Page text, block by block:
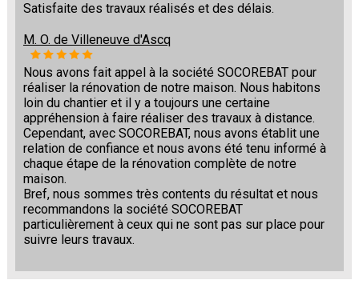
Satisfaite des travaux réalisés et des délais.
M. O. de Villeneuve d'Ascq
Nous avons fait appel à la société SOCOREBAT pour
réaliser la rénovation de notre maison. Nous habitons
loin du chantier et il y a toujours une certaine
appréhension à faire réaliser des travaux à distance.
Cependant, avec SOCOREBAT, nous avons établit une
relation de confiance et nous avons été tenu informé à
chaque étape de la rénovation complète de notre
maison.
Bref, nous sommes très contents du résultat et nous
recommandons la société SOCOREBAT
particulièrement à ceux qui ne sont pas sur place pour
suivre leurs travaux.